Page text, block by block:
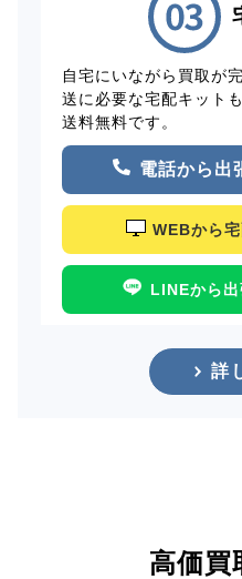
自宅にいながら買取が
送に必要な宅配キット
送料無料です。
電話から出
WEBから
LINEから
詳
高価買